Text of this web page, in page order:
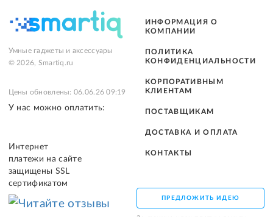
Умные гаджеты и аксессуары
© 2026, Smartiq.ru
Цены обновлены: 06.06.26 09:19
У нас можно оплатить:
Интернет
платежи на сайте
защищены SSL
сертификатом
ИНФОРМАЦИЯ О
КОМПАНИИ
ПОЛИТИКА
КОНФИДЕНЦИАЛЬНОСТИ
КОРПОРАТИВНЫМ
КЛИЕНТАМ
ПОСТАВЩИКАМ
ДОСТАВКА И ОПЛАТА
КОНТАКТЫ
ПРЕДЛОЖИТЬ ИДЕЮ